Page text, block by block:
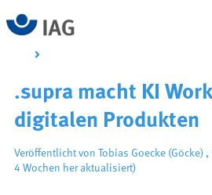
.supra macht KI
digitalen Produkten
Veröffentlicht von Tobias Goecke (Göcke),
4 Wochen her aktualisiert)